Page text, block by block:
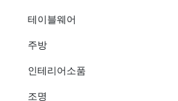
테이블웨어
주방
인테리어소품
조명